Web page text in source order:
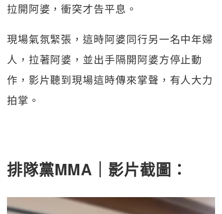
拉開阿婆，衝突才告平息。
現場氣氛緊張，這時阿婆同行另一名中年婦
人，拉著阿婆，並出手隔開阿婆方停止動
作，影片聽到現場這時傳來掌聲，有人大力
拍掌。
排隊黨MMA｜影片截圖：